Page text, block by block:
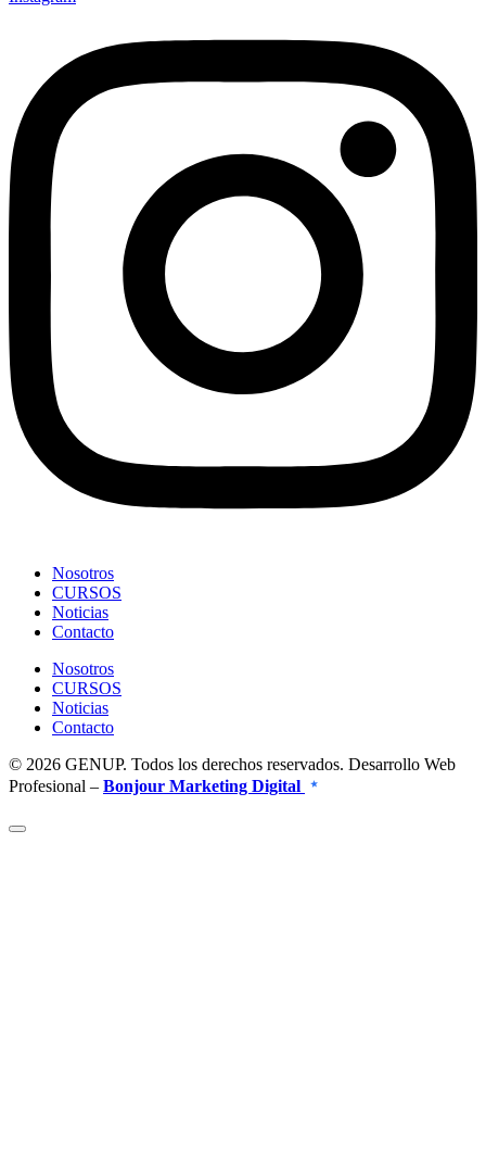
Nosotros
CURSOS
Noticias
Contacto
Nosotros
CURSOS
Noticias
Contacto
© 2026 GENUP. Todos los derechos reservados. Desarrollo Web
Profesional – Bonjour Marketing Digital